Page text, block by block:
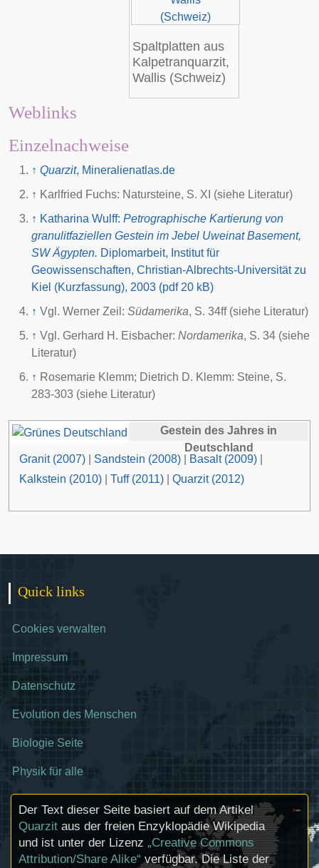
Spaltplatten aus
Kalpetranquarzit,
Wallis (Schweiz)
Weblinks
Einzelnachweise
↑ Quarzit, Mineralienatlas.de
↑ Karlfried Fuchs: Natursteine, S. XI (siehe Literatur)
↑ Katharina Wulff: Petrographische Kartierung von
granulitfaziellen Gestein im Jebel Uweinat Basement,
SW Ägypten. Diplomarbeit, Institut für
Geowissenschaften, Christian-Albrechts-Universität zu
Kiel (Kurzfassung), 2003 (pdf 20 kB)
↑ Vgl. Werner Zeil: Südamerika, S. 34ff (siehe Literatur)
↑ Vgl. Gerhard H. Eisbacher: Nordamerika, S. 34 (siehe
Literatur)
↑ Rosemarie Klemm; Dietrich D. Klemm: Steine, S.
283-303 (siehe Literatur)
Gestein des Jahres in
Deutschland
Granit (2007)
Sandstein (2008) Basalt (2009)
Kalkstein (2010)
Tuff (2011) Quarzit (2012)
Quick links
Cookies verwalten
Impressum
Datenschutz
Evolution des Menschen
Biologie Seite
Physik für alle
Der Text dieser Seite basiert auf dem Artikel
Quarzit aus der freien Enzyklopädie Wikipedia
und ist unter der Lizenz „Creative Commons
Attribution/Share Alike“ verfügbar. Die Liste der